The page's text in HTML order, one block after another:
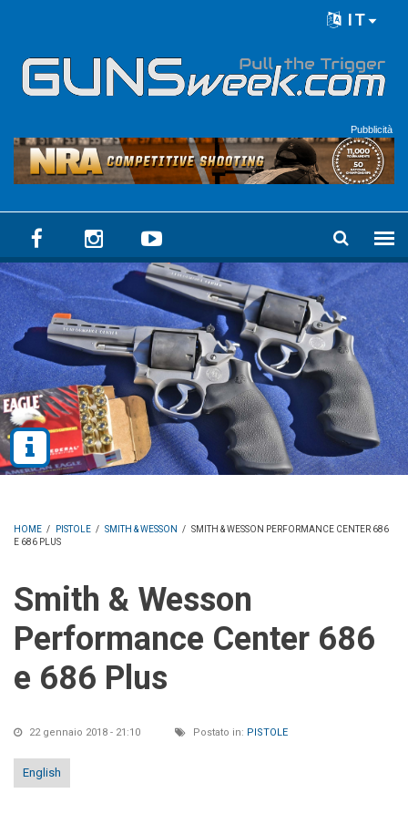
IT
Pubblicità
HOME / PISTOLE / SMITH & WESSON / SMITH & WESSON PERFORMANCE CENTER 686
E 686 PLUS
Smith & Wesson
Performance Center 686
e 686 Plus
22 gennaio 2018 - 21:10 Postato in: PISTOLE
English